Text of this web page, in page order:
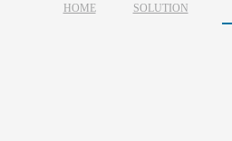
HOME SOLUTION